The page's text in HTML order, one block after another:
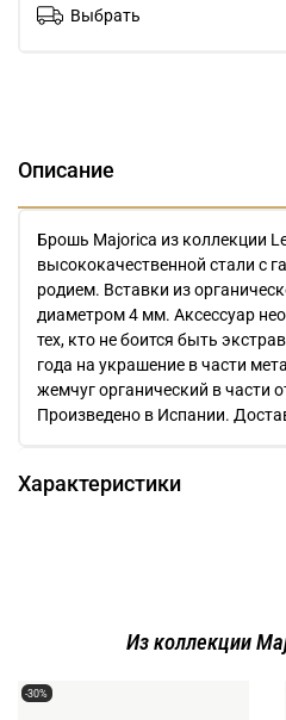
Выбрать
Описание
Брошь Majorica из коллекции
высококачественной стали с
родием. Вставки из
диаметром 4 мм. Аксессуар
тех, кто не боится быть
года на украшение в части
жемчуг органический в части
Произведено в Испании.
Характеристики
Из коллекции
-30%